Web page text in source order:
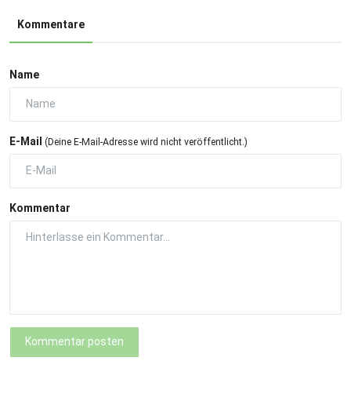
Kommentare
Name
E-Mail (Deine E-Mail-Adresse wird nicht veröffentlicht.)
Kommentar
Kommentar posten